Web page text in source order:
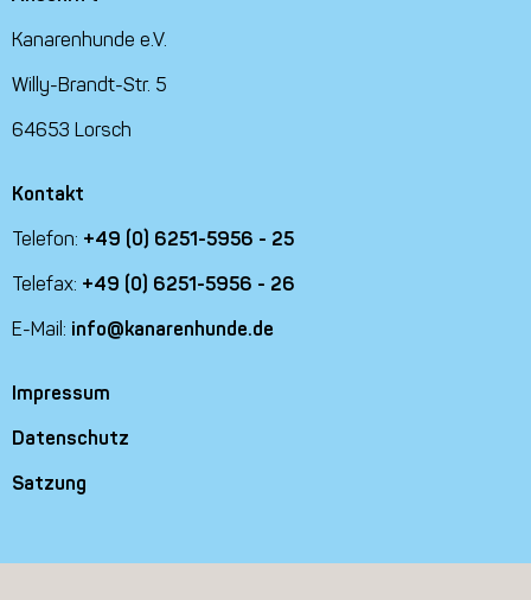
Kanarenhunde e.V.
Willy-Brandt-Str. 5
64653 Lorsch
Kontakt
Telefon: +49 (0) 6251-5956 - 25
Telefax: +49 (0) 6251-5956 - 26
E-Mail: info@kanarenhunde.de
Impressum
Datenschutz
Satzung